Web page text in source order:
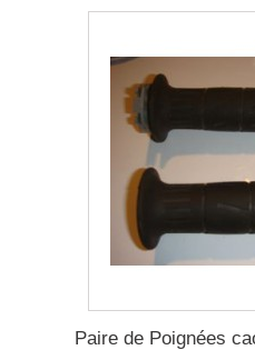
Paire de Poignées